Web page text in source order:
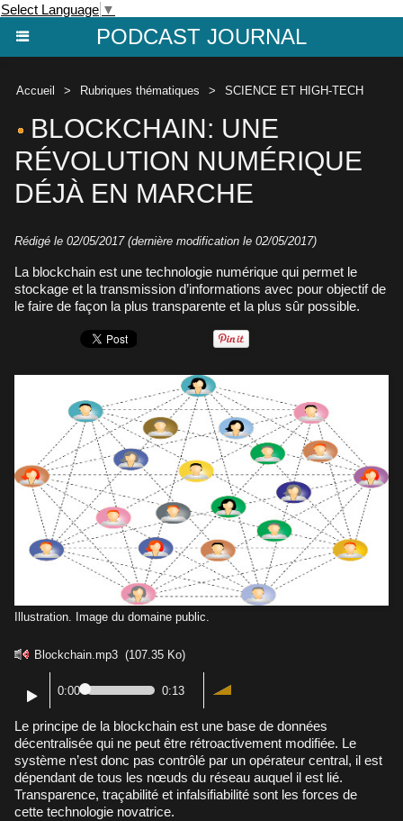
Select Language ▼
PODCAST JOURNAL
Accueil > Rubriques thématiques > SCIENCE ET HIGH-TECH
BLOCKCHAIN: UNE
RÉVOLUTION NUMÉRIQUE
DÉJÀ EN MARCHE
Rédigé le 02/05/2017 (dernière modification le 02/05/2017)
La blockchain est une technologie numérique qui permet le
stockage et la transmission d’informations avec pour objectif de
le faire de façon la plus transparente et la plus sûr possible.
Illustration. Image du domaine public.
Blockchain.mp3 (107.35 Ko)
0:00 0:13
Le principe de la blockchain est une base de données
décentralisée qui ne peut être rétroactivement modifiée. Le
système n’est donc pas contrôlé par un opérateur central, il est
dépendant de tous les nœuds du réseau auquel il est lié.
Transparence, traçabilité et infalsifiabilité sont les forces de
cette technologie novatrice.